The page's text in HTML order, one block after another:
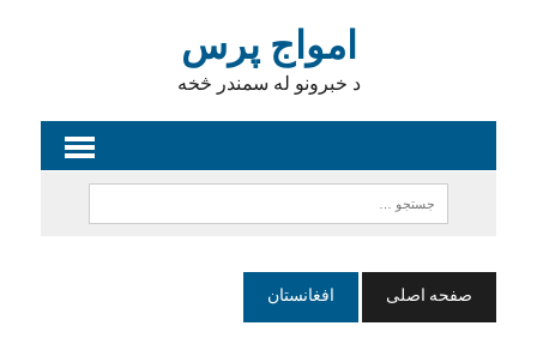
امواج پرس
د خبرونو له سمندر څخه
صفحه اصلی افغانستان